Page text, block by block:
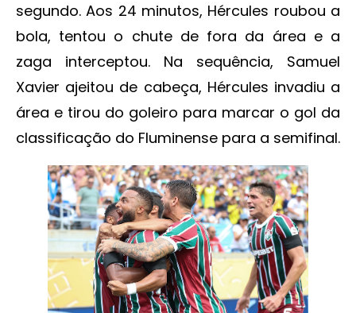
segundo. Aos 24 minutos, Hércules roubou a
bola, tentou o chute de fora da área e a
zaga interceptou. Na sequência, Samuel
Xavier ajeitou de cabeça, Hércules invadiu a
área e tirou do goleiro para marcar o gol da
classificação do Fluminense para a semifinal.